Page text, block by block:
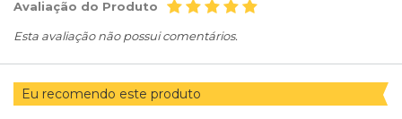
Avaliação do Produto
Esta avaliação não possui comentários.
Eu recomendo este produto